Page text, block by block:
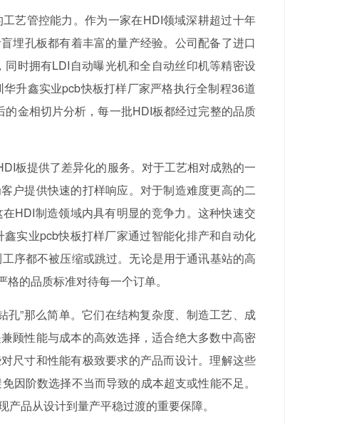
艺管控能力。作为一家在HDI领域深耕超过十年
埋孔板都有着丰富的量产经验。公司配备了进口
时拥有LDI自动曝光机和全自动丝印机等精密设
升鑫实业pcb快板打样厂家严格执行全制程36道
金相切片分析，每一批HDI板都经过完整的品质
板提供了差异化的服务。对于工艺相对成熟的一
户提供快速的打样响应。对于制造难度更高的二
HDI制造领域内具有明显的竞争力。这种快速交
实业pcb快板打样厂家通过智能化排产和自动化
序都不被压缩或跳过。无论是用于通讯基站的高
的品质标准对待每一个订单。
”那么简单。它们在结构复杂度、制造工艺、成
顾性能与成本的高效选择，适合绝大多数中高密
尺寸和性能有极致要求的产品而设计。理解这些
因阶数选择不当而导致的成本超支或性能不足。
品从设计到量产平稳过渡的重要保障。